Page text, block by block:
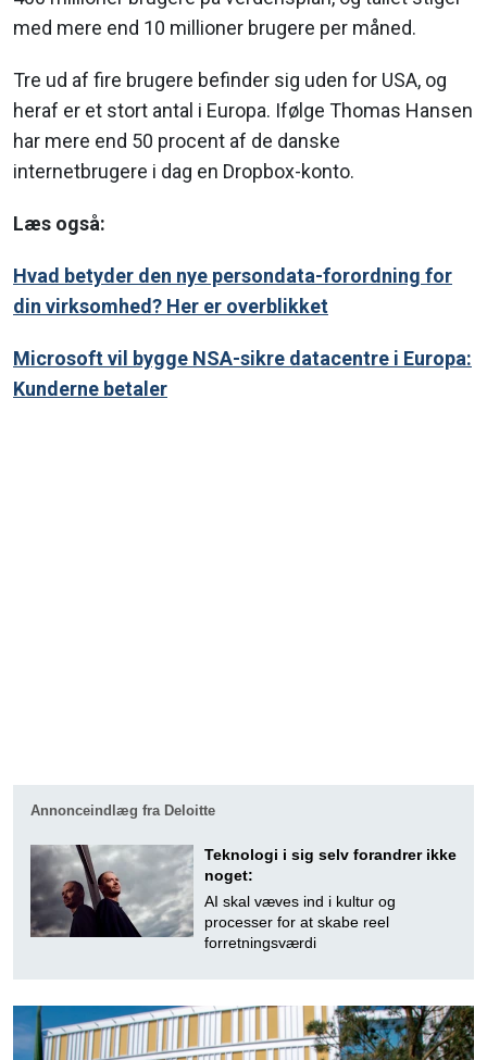
med mere end 10 millioner brugere per måned.
Tre ud af fire brugere befinder sig uden for USA, og
heraf er et stort antal i Europa. Ifølge Thomas Hansen
har mere end 50 procent af de danske
internetbrugere i dag en Dropbox-konto.
Læs også:
Hvad betyder den nye persondata-forordning for
din virksomhed? Her er overblikket
Microsoft vil bygge NSA-sikre datacentre i Europa:
Kunderne betaler
Annonceindlæg fra Deloitte
Teknologi i sig selv forandrer ikke
noget:
AI skal væves ind i kultur og
processer for at skabe reel
forretningsværdi